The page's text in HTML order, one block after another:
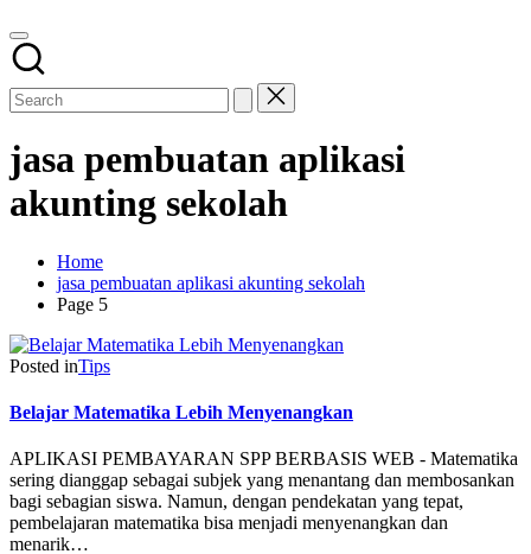
jasa pembuatan aplikasi
akunting sekolah
Home
jasa pembuatan aplikasi akunting sekolah
Page 5
Posted inTips
Belajar Matematika Lebih Menyenangkan
APLIKASI PEMBAYARAN SPP BERBASIS WEB - Matematika
sering dianggap sebagai subjek yang menantang dan membosankan
bagi sebagian siswa. Namun, dengan pendekatan yang tepat,
pembelajaran matematika bisa menjadi menyenangkan dan
menarik…